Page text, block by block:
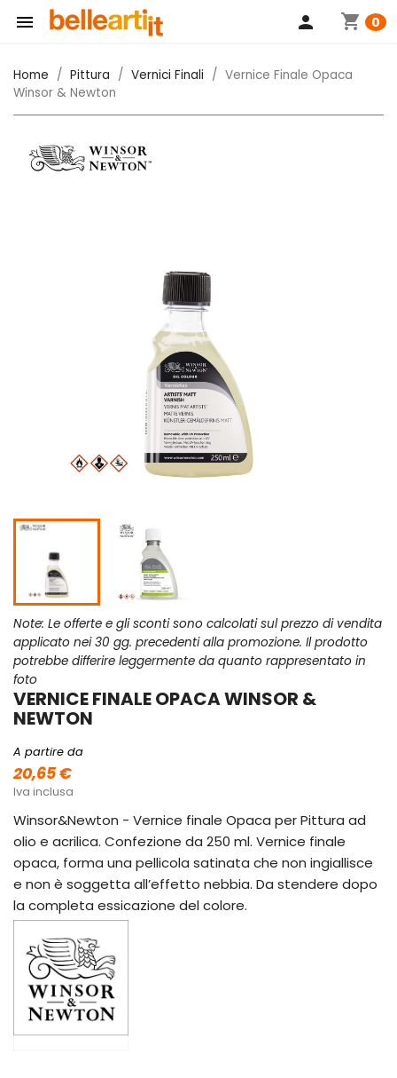
 shopping_cart 0
person
Home Pittura Vernici Finali
Vernice Finale Opaca
Winsor & Newton
Note: Le offerte e gli sconti sono calcolati sul prezzo di vendita
applicato nei 30 gg. precedenti alla promozione. Il prodotto
potrebbe differire leggermente da quanto rappresentato in
foto
VERNICE FINALE OPACA WINSOR &
NEWTON
A partire da
20,65 €
Iva inclusa
Winsor&Newton - Vernice finale Opaca per Pittura ad
olio e acrilica. Confezione da 250 ml. Vernice finale
opaca, forma una pellicola satinata che non ingiallisce
e non è soggetta all’effetto nebbia. Da stendere dopo
la completa essicazione del colore.